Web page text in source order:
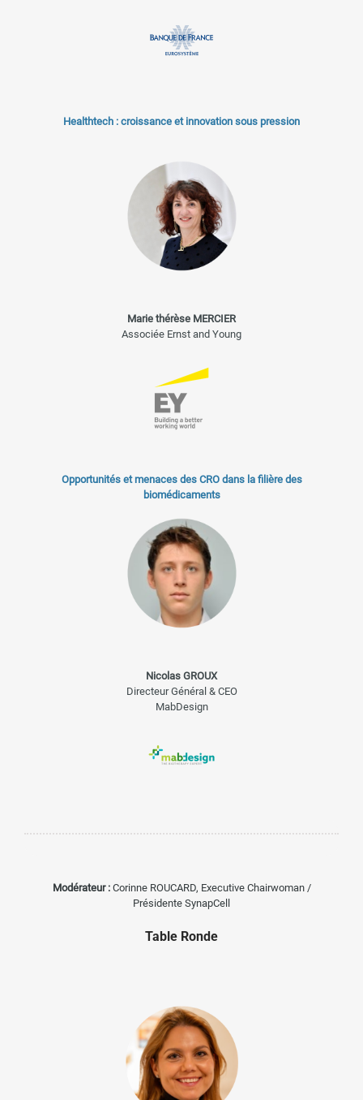
Healthtech : croissance et innovation sous pression
Marie thérèse MERCIER
Associée Ernst and Young
Opportunités et menaces des CRO dans la filière des
biomédicaments
Nicolas GROUX
Directeur Général & CEO
MabDesign
Modérateur :Corinne ROUCARD, Executive Chairwoman /
Présidente SynapCell
Table Ronde